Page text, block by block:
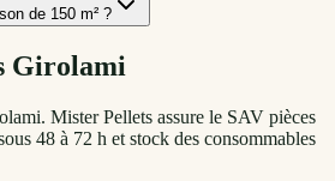
de 150 m² ?
Girolami
Mister Pellets assure le SAV pièces
48 à 72 h et stock des consommables